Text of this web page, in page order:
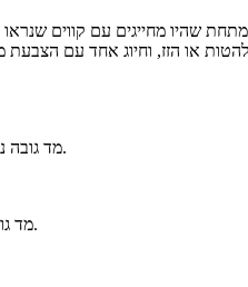
שהיו מחייגים עם קווים שנראו
מד גובה נמצא בשימוש על ידי טייסי צניחה.
מד גובה לא נמצא מכוניות או משאיות.